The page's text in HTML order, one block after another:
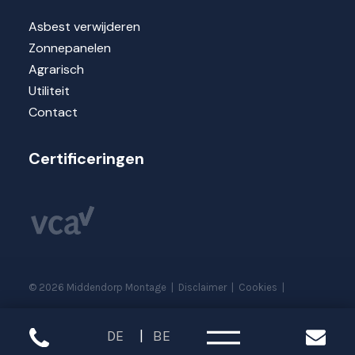
DE BE
Asbest verwijderen
Zonnepanelen
Agrarisch
Utiliteit
Contact
Certificeringen
© 2026 Middendorp Montage | Disclaimer | Cookies |
Sitemap Realisatie website